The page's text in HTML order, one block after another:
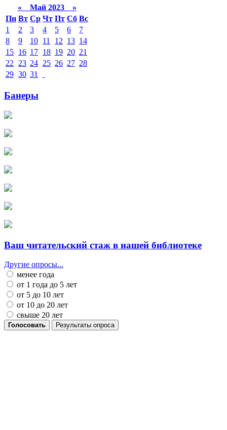
«Май 2023 »
Пн Вт Ср Чт Пт Сб Вс
1
2 3 4 5 6
7
8
9 10 11 12 13 14
15 16 17 18 19 20 21
22 23 24 25 26 27 28
29 30 31
Банеры
Ваш читательский стаж в нашей библиотеке
Другие опросы...
менее года
от 1 года до 5 лет
от 5 до 10 лет
от 10 до 20 лет
свыше 20 лет
Голосовать Результаты опроса